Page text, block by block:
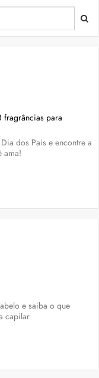
fragrâncias para
dos Pais e encontre a
ama!
e saiba o que
capilar